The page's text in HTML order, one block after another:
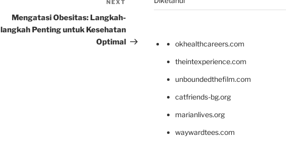
NEXT
Mengatasi Obesitas: Langkah-
langkah Penting untuk Kesehatan
Optimal
okhealthcareers.com
theintexperience.com
unboundedthefilm.com
catfriends-bg.org
marianlives.org
waywardtees.com